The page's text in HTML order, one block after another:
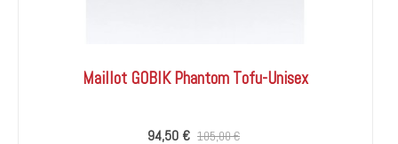
Maillot GOBIK Phantom Tofu-Unisex
94,50 € 105,00 €